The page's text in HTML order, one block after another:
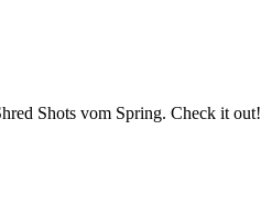
Shots vom Spring. Check it out!